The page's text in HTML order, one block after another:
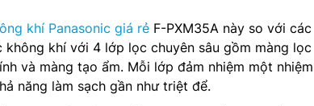
khí Panasonic giá rẻ F-PXM35A này so với các
không khí với 4 lớp lọc chuyên sâu gồm màng lọc
và màng tạo ẩm. Mỗi lớp đảm nhiệm một nhiệm
năng làm sạch gần như triệt để.